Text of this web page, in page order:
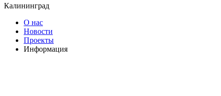
Калининград
О нас
Новости
Проекты
Информация